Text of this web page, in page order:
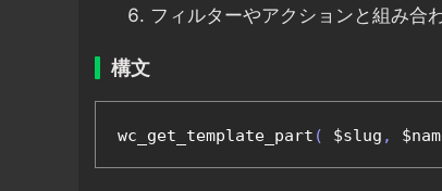
フィルターやアクションと組み合
構文
wc_get_template_part ( $slug ,